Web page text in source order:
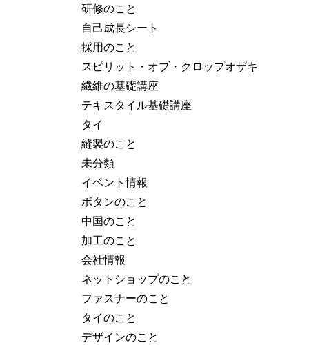
研修のこと
自己成長シート
採用のこと
スピリット・オブ・クロップオザキ
繊維の基礎講座
テキスタイル基礎講座
タイ
縫製のこと
未分類
イベント情報
ボタンのこと
中国のこと
加工のこと
会社情報
ネットショップのこと
ファスナーのこと
タイのこと
デザインのこと